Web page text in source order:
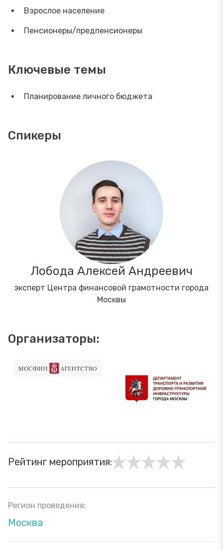
Взрослое население
Пенсионеры/предпенсионеры
Ключевые темы
Планирование личного бюджета
Спикеры
Лобода Алексей Андреевич
эксперт Центра финансовой грамотности города
Москвы
Организаторы:
Рейтинг мероприятия:
Регион проведения:
Москва